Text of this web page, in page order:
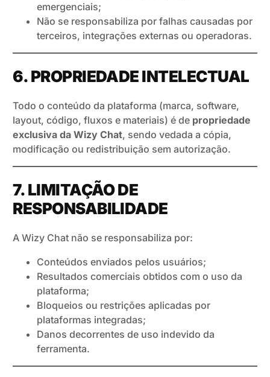
emergenciais;
Não se responsabiliza por falhas causadas por
terceiros, integrações externas ou operadoras.
6. PROPRIEDADE INTELECTUAL
Todo o conteúdo da plataforma (marca, software,
layout, código, fluxos e materiais) é de propriedade
exclusiva da Wizy Chat, sendo vedada a cópia,
modificação ou redistribuição sem autorização.
7. LIMITAÇÃO DE
RESPONSABILIDADE
A Wizy Chat não se responsabiliza por:
Conteúdos enviados pelos usuários;
Resultados comerciais obtidos com o uso da
plataforma;
Bloqueios ou restrições aplicadas por
plataformas integradas;
Danos decorrentes de uso indevido da
ferramenta.